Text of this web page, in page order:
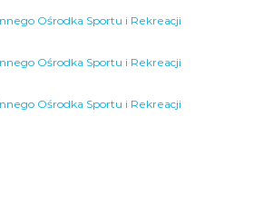
Ośrodka Sportu i Rekreacji
Ośrodka Sportu i Rekreacji
Ośrodka Sportu i Rekreacji